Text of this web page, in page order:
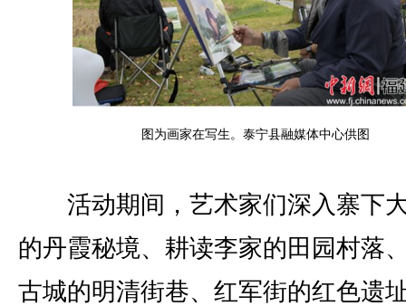
图为画家在写生。泰宁县融媒体中心供图
活动期间，艺术家们深入寨下
的丹霞秘境、耕读李家的田园村落
古城的明清街巷、红军街的红色遗